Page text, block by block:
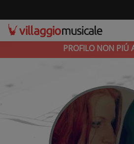
PROFILO NON PIÚ